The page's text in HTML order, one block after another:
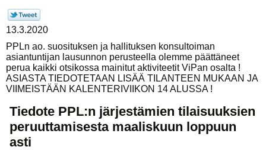
13.3.2020
PPLn ao. suosituksen ja hallituksen konsultoiman
asiantuntijan lausunnon perusteella olemme päättäneet
perua kaikki otsikossa mainitut aktiviteetit ViPan osalta !
ASIASTA TIEDOTETAAN LISÄÄ TILANTEEN MUKAAN JA
VIIMEISTÄÄN KALENTERIVIIKON 14 ALUSSA !
Tiedote PPL:n järjestämien tilaisuuksien
peruuttamisesta maaliskuun loppuun
asti